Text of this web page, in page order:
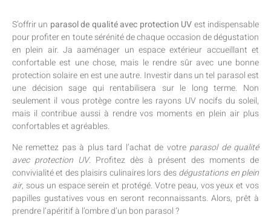
S’offrir un parasol de qualité avec protection UVest indispensable
pour profiter en toute sérénité de chaque occasion de dégustation
en plein air. Ja aaménager un espace extérieur accueillant et
confortable est une chose, mais le rendre sûr avec une bonne
protection solaire en est une autre. Investir dans un tel parasol est
une décision sage qui rentabilisera sur le long terme. Non
seulement il vous protège contre les rayons UV nocifs du soleil,
mais il contribue aussi à rendre vos moments en plein air plus
confortables et agréables.
Ne remettez pas à plus tard l’achat de votre parasol de qualité
avec protection UV. Profitez dès à présent des moments de
convivialité et des plaisirs culinaires lors desdégustations en plein
air, sous un espace serein et protégé. Votre peau, vos yeux et vos
papilles gustatives vous en seront reconnaissants. Alors, prêt à
prendre l’apéritif à l’ombre d’un bon parasol ?